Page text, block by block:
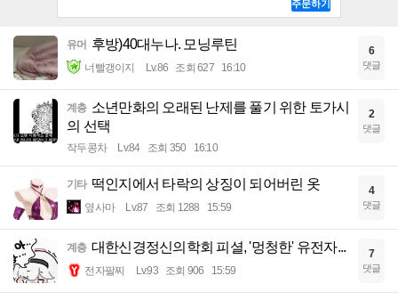
유머 후방)40대누나. 모닝루틴
너빨갱이지 Lv.86 조회 627 16:10
6
댓글
계층 소년만화의 오래된 난제를 풀기 위한 토가시
의 선택
작두콩차 Lv.84 조회 350 16:10
2
댓글
기타 떡인지에서 타락의 상징이 되어버린 옷
옆사마 Lv.87 조회 1288 15:59
4
댓글
계층 대한신경정신의학회 피셜, '멍청한' 유전자...
전자팔찌 Lv.93 조회 906 15:59
7
댓글